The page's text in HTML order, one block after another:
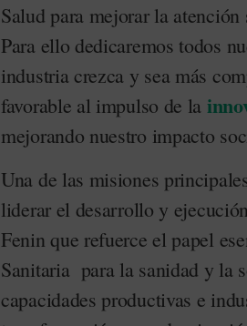
Salud para mejorar la
Para ello dedicaremos todos
industria crezca y sea más
favorable al impulso de la
mejorando nuestro impacto
Una de las misiones
liderar el desarrollo y
Fenin que refuerce el papel
Sanitaria para la sanidad y la
capacidades productivas e